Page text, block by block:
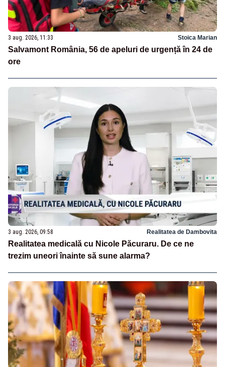
3 aug. 2026, 11:33 Stoica Marian
Salvamont România, 56 de apeluri de urgență în 24 de
ore
3 aug. 2026, 09:58 Realitatea de Dambovita
Realitatea medicală cu Nicole Păcuraru. De ce ne
trezim uneori înainte să sune alarma?